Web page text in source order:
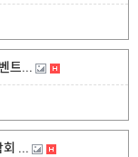
트...
회 ...